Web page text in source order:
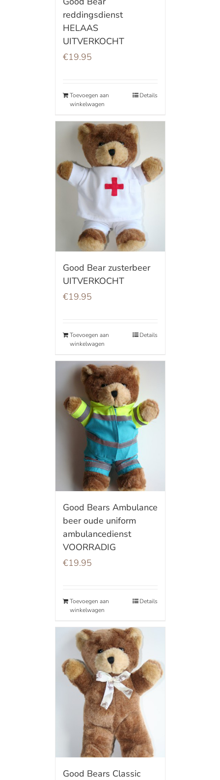
reddingsdienst
HELAAS
UITVERKOCHT
€19.95
Toevoegen aan
winkelwagen
Details
Good Bear zusterbeer
UITVERKOCHT
€19.95
Toevoegen aan
winkelwagen
Details
Good Bears Ambulance
beer oude uniform
ambulancedienst
VOORRADIG
€19.95
Toevoegen aan
winkelwagen
Details
Good Bears Classic